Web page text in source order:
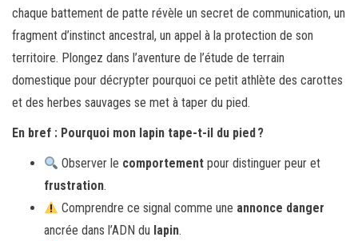
chaque battement de patte révèle un secret de communication, un
fragment d’instinct ancestral, un appel à la protection de son
territoire. Plongez dans l’aventure de l’étude de terrain
domestique pour décrypter pourquoi ce petit athlète des carottes
et des herbes sauvages se met à taper du pied.
En bref : Pourquoi mon lapin tape-t-il du pied ?
Observer le comportement pour distinguer peur et
frustration.
Comprendre ce signal comme une annonce danger
ancrée dans l’ADN du lapin.